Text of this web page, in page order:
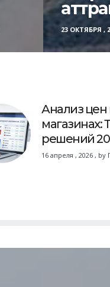
23 ОКТЯБРЯ ,
Анализ цен
магазинах:
решений
16 апреля , 2026, by